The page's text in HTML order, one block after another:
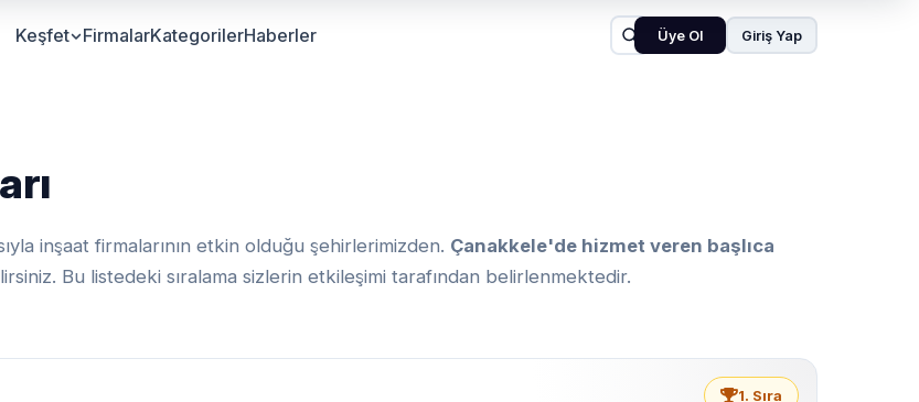
Keşfet FirmalarKategorilerHaberler Üye Ol Giriş Yap
inşaat firmalarının etkin olduğu şehirlerimizden. Çanakkele'de hizmet veren başlıca
Bu listedeki sıralama sizlerin etkileşimi tarafından belirlenmektedir.
1. Sıra